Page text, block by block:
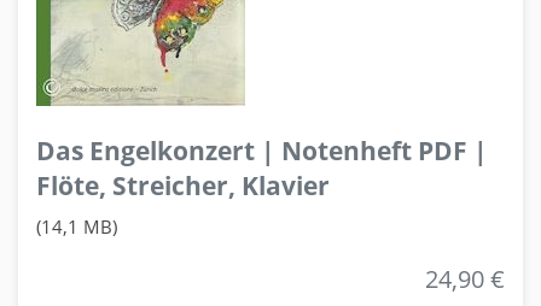
Das Engelkonzert | Notenheft PDF |
Flöte, Streicher, Klavier
(14,1 MB)
24,90 €